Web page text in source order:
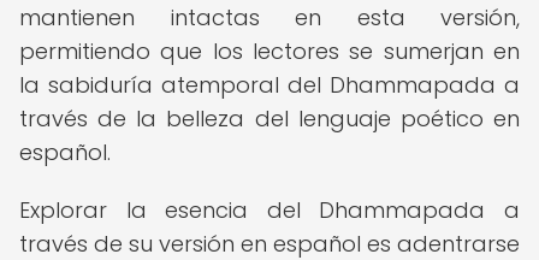
mantienen intactas en esta versión,
permitiendo que los lectores se sumerjan en
la sabiduría atemporal del Dhammapada a
través de la belleza del lenguaje poético en
español.
Explorar la esencia del Dhammapada a
través de su versión en español es adentrarse